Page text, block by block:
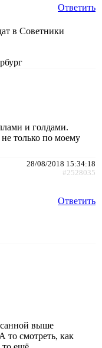
Ответить
в Советники
и голдами.
только по моему
28/08/2018 15:34:18
#2528035
Ответить
выше
то смотреть, как